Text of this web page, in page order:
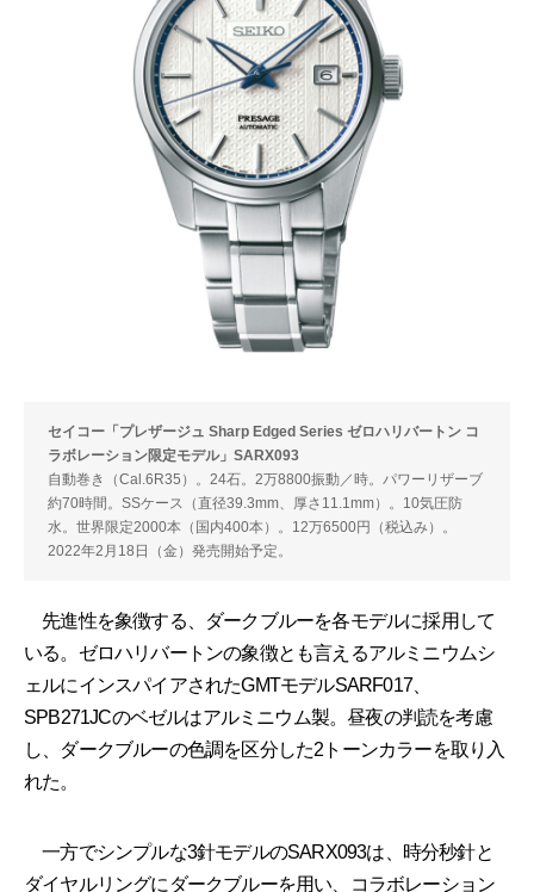
セイコー「プレザージュ Sharp Edged Series ゼロハリバートン コ
ラボレーション限定モデル」SARX093
自動巻き（Cal.6R35）。24石。2万8800振動／時。パワーリザーブ
約70時間。SSケース（直径39.3mm、厚さ11.1mm）。10気圧防
水。世界限定2000本（国内400本）。12万6500円（税込み）。
2022年2月18日（金）発売開始予定。
先進性を象徴する、ダークブルーを各モデルに採用して
いる。ゼロハリバートンの象徴とも言えるアルミニウムシ
ェルにインスパイアされたGMTモデルSARF017、
SPB271JCのベゼルはアルミニウム製。昼夜の判読を考慮
し、ダークブルーの色調を区分した2トーンカラーを取り入
れた。
一方でシンプルな3針モデルのSARX093は、時分秒針と
ダイヤルリングにダークブルーを用い、コラボレーション